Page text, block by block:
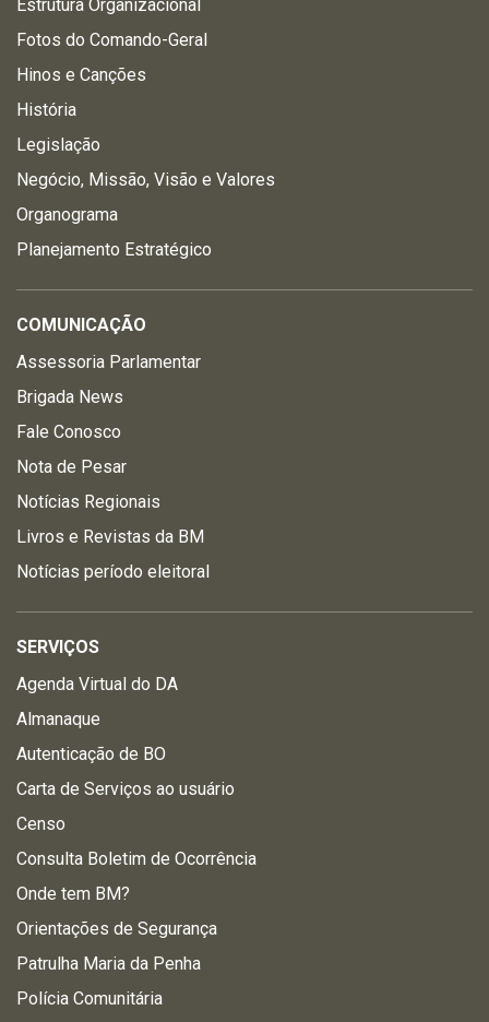
Estrutura Organizacional
Fotos do Comando-Geral
Hinos e Canções
História
Legislação
Negócio, Missão, Visão e Valores
Organograma
Planejamento Estratégico
COMUNICAÇÃO
Assessoria Parlamentar
Brigada News
Fale Conosco
Nota de Pesar
Notícias Regionais
Livros e Revistas da BM
Notícias período eleitoral
SERVIÇOS
Agenda Virtual do DA
Almanaque
Autenticação de BO
Carta de Serviços ao usuário
Censo
Consulta Boletim de Ocorrência
Onde tem BM?
Orientações de Segurança
Patrulha Maria da Penha
Polícia Comunitária